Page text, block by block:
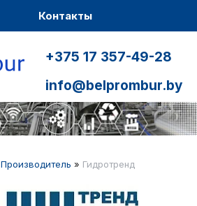
Контакты
+375 17 357-49-28
info@belprombur.by
Производитель » Гидротренд